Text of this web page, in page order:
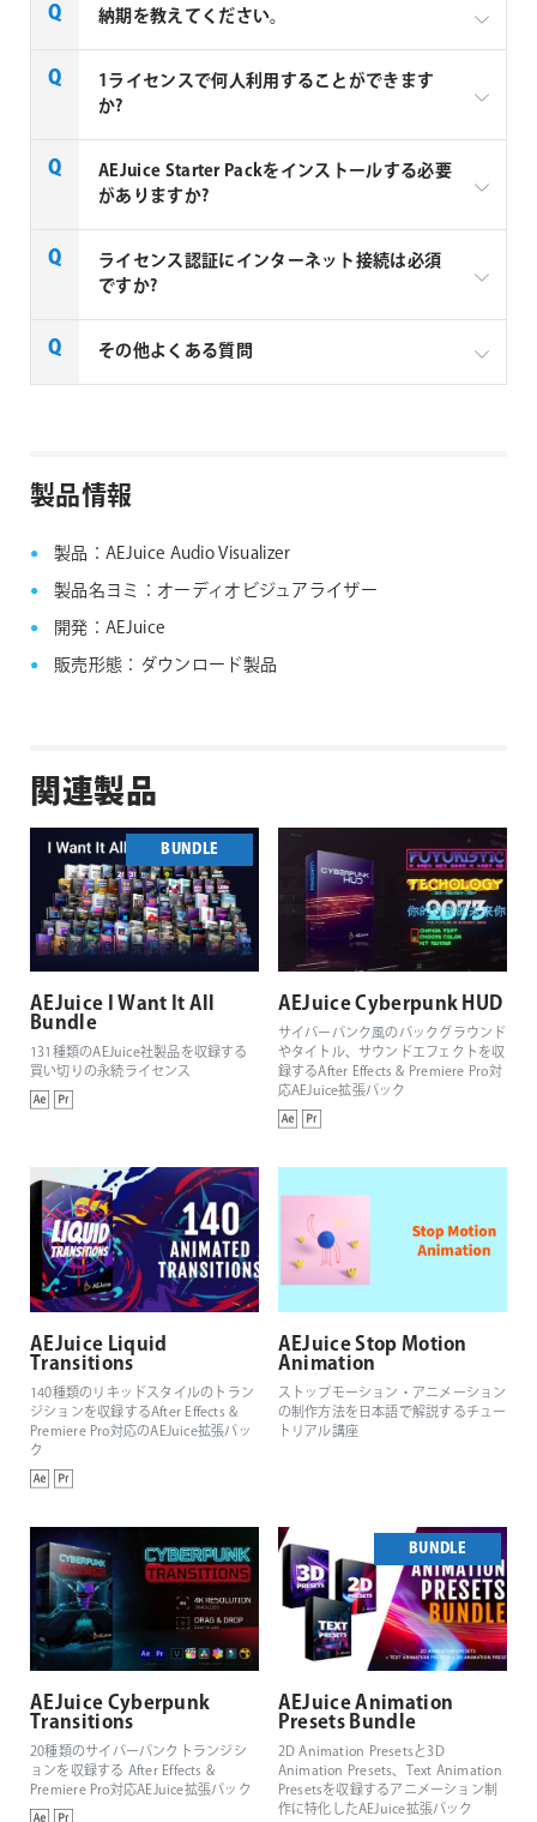
納期を教えてください。
AEJuice社の全製品はご注文から1～2営業日での納品
となります。
1ライセンスで何人利用することができます
か?
AEJuice 社製品は1ユーザーあたり1ライセンス必要と
なります。2ユーザーが利用する場合は2ライセンス必
AEJuice Starter Packをインストールする必要
がありますか?
AEJuice拡張パックのご利用には、AEJuice Starter
Packが必須となります。AEJuice Starter Packをイン
トールされ、Pack Manager上で拡張パックのインス
トールやライセンス認証が可能になります。
ライセンス認証にインターネット接続は必須
ですか?
AEJuice 社製品のライセンス認証と製品のご利用に
その他よくある質問
製品情報
製品：AEJuice Audio Visualizer
製品名ヨミ：オーディオビジュアライザー
開発：AEJuice
販売形態：ダウンロード製品
関連製品
BUNDLE
AEJuice I Want It All
Bundle
131種類のAEJuice社製品を収録する
買い切りの永続ライセンス
AEJuice Cyberpunk HUD
サイバーパンク風のバックグラウンド
やタイトル、サウンドエフェクトを収
録するAfter Effects & Premiere Pro対
応AEJuice拡張パック
AEJuice Liquid
Transitions
140種類のリキッドスタイルのトラン
ジションを収録するAfter Effects &
Premiere Pro対応のAEJuice拡張パッ
ク
AEJuice Stop Motion
Animation
ストップモーション・アニメーション
の制作方法を日本語で解説するチュー
トリアル講座
AEJuice Cyberpunk
Transitions
20種類のサイバーパンクトランジシ
ョンを収録する After Effects &
Premiere Pro対応AEJuice拡張パック
BUNDLE
AEJuice Animation
Presets Bundle
2D Animation Presetsと3D
Animation Presets、Text Animation
Presetsを収録するアニメーション制
作に特化したAEJuice拡張パック